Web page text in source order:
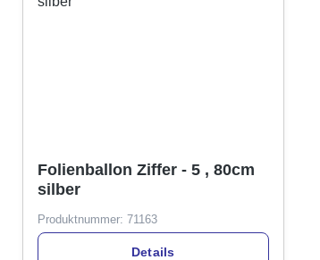
Folienballon Ziffer - 5 , 80cm
silber
Produktnummer: 71163
Details